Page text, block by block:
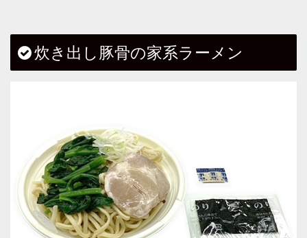
炊き出し豚骨の家系ラーメン